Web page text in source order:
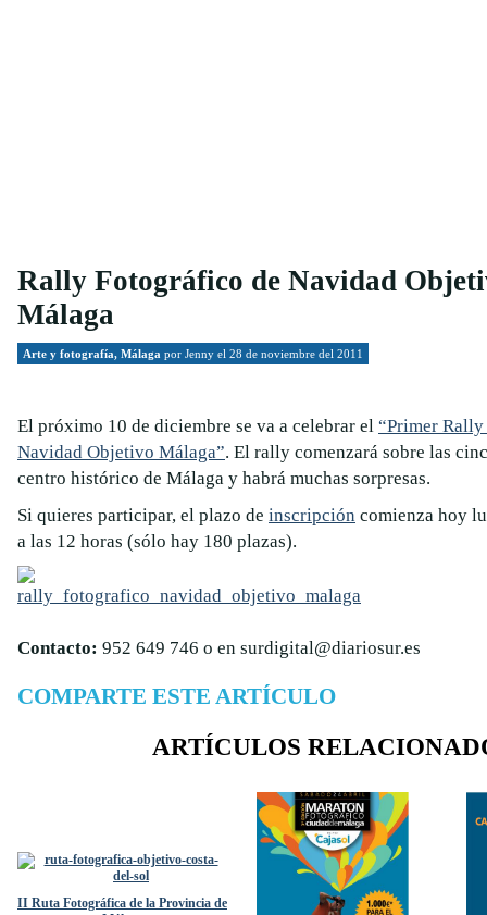
Rally Fotográfico de Navidad
Málaga
Arte y fotografía, Málaga por Jenny el 28 de noviembre del 2011
El próximo 10 de diciembre se va a celebrar el “Primer
Navidad Objetivo Málaga”. El rally comenzará sobre las
centro histórico de Málaga y habrá muchas sorpresas.
Si quieres participar, el plazo de inscripción comienza hoy
a las 12 horas (sólo hay 180 plazas).
Contacto: 952 649 746 o en surdigital@diariosur.es
COMPARTE ESTE ARTÍCULO
ARTÍCULOS
II Ruta Fotográfica de la Provincia de